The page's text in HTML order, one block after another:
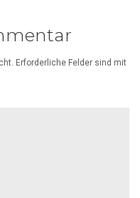
Erforderliche Felder sind mit